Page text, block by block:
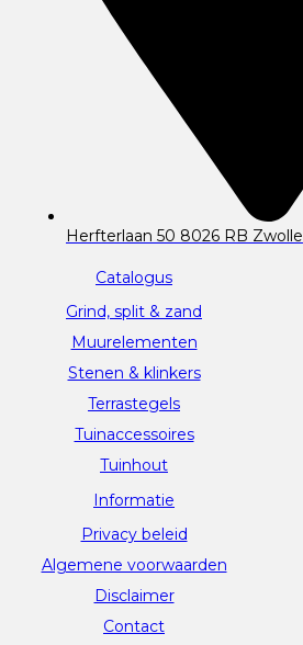
Herfterlaan 50 8026 RB Zwolle
Catalogus
Grind, split & zand
Muurelementen
Stenen & klinkers
Terrastegels
Tuinaccessoires
Tuinhout
Informatie
Privacy beleid
Algemene voorwaarden
Disclaimer
Contact